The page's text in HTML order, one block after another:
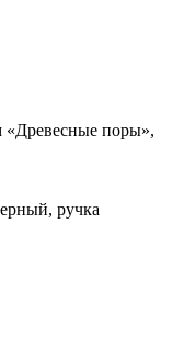
поры»,
ручка